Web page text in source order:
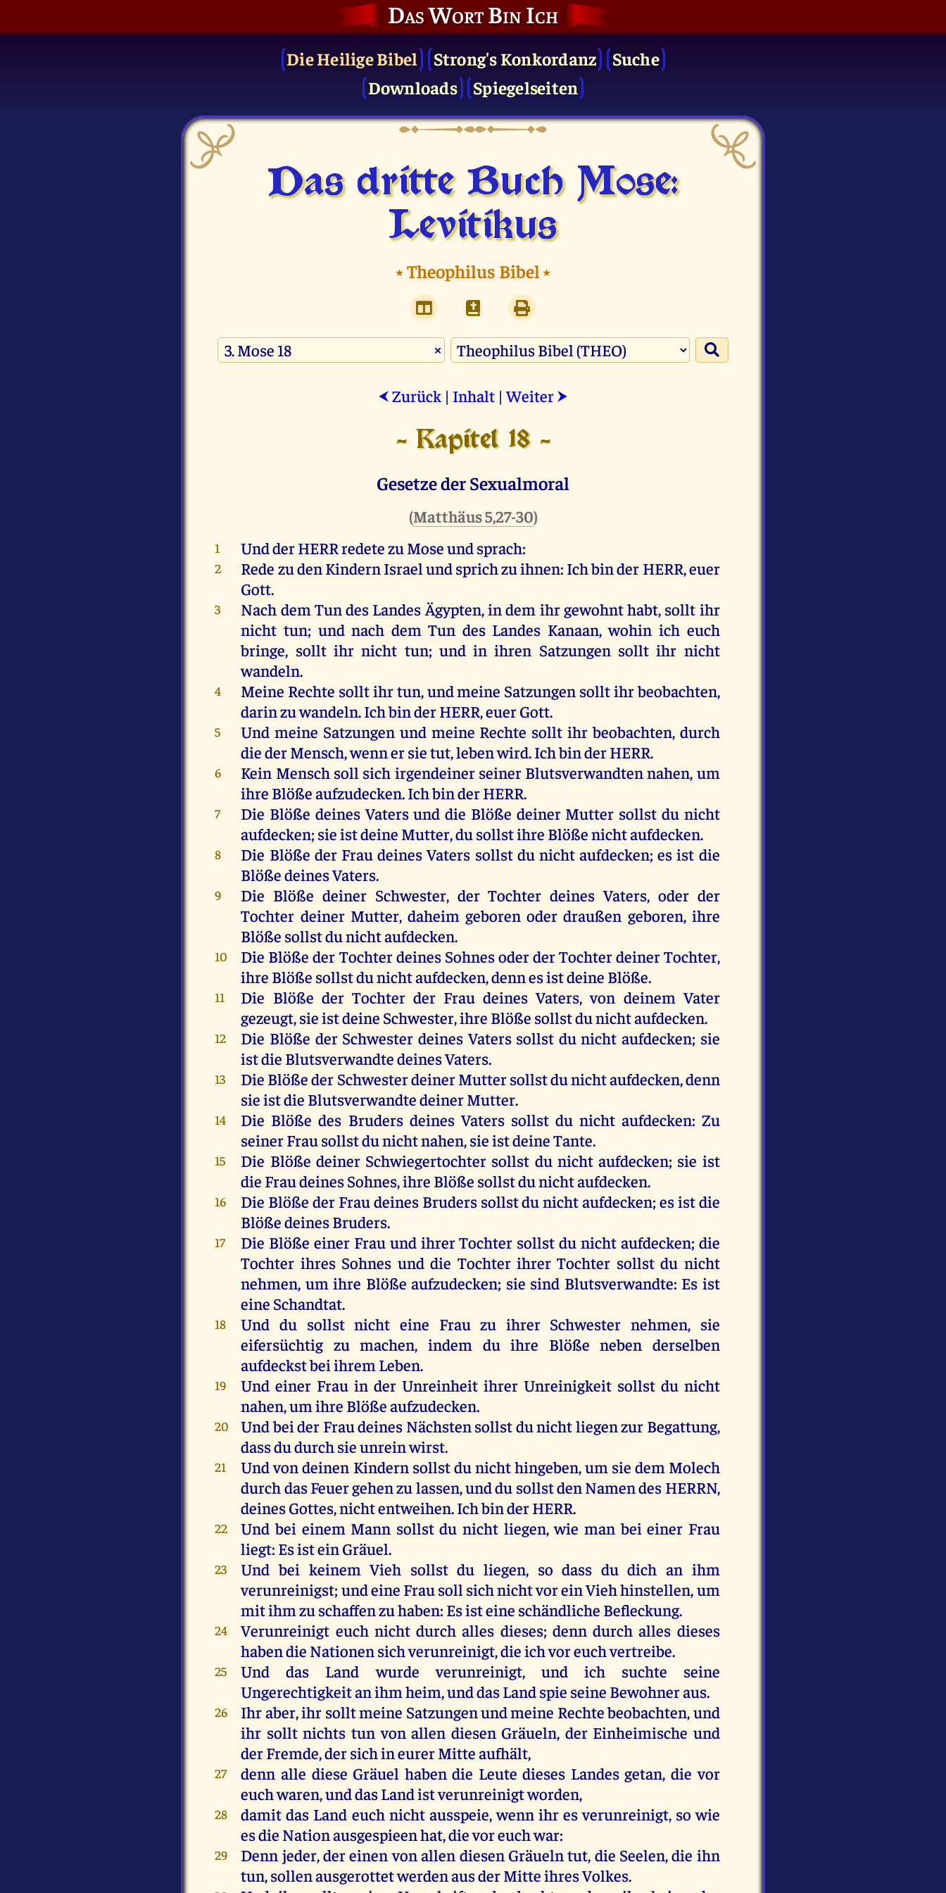
Das Wort Bin Ich
Die Heilige Bibel Strong's Konkordanz
Suche
Downloads
Spiegelseiten
Das dritte Buch Mose:
Levitikus
⭑Theophilus Bibel⭑
×
⮜ Zurück | Inhalt |Weiter ⮞
- Kapitel 18 -
Gesetze der Sexualmoral
(Matthäus 5,27-30)
1 UndderHERRredetezu Moseund sprach:
2 Rede zu den Kindern Israel und sprichzu ihnen: Ichbinder HERR,euer
Gott.
3 Nach dem Tun des Landes Ägypten,in dem ihrgewohnthabt, sollt ihr
nicht tun; und nach dem Tun des Landes Kanaan,wohin ich euch
bringe, sollt ihr nicht tun; und in ihren Satzungen sollt ihr nicht
wandeln.
4 Meine Rechte solltihrtun,undmeine Satzungen solltihrbeobachten,
darinzu wandeln.IchbinderHERR,euerGott.
5 Und meine Satzungen und meine Rechte sollt ihr beobachten, durch
diederMensch,wennersietut,lebenwird.IchbinderHERR.
6 Kein Mensch soll sich irgendeiner seinerBlutsverwandtennahen, um
ihre Blößeaufzudecken.IchbinderHERR.
7 Die Blöße deines Vaters und die Blöße deiner Mutter sollst du nicht
aufdecken; sieistdeine Mutter,du sollstihre Blößenichtaufdecken.
8 Die Blöße der Frau deines Vaters sollst du nicht aufdecken;es ist die
BlößedeinesVaters.
9 Die Blöße deiner Schwester, der Tochter deines Vaters, oder der
Tochter deiner Mutter, daheim geboren oder draußen geboren, ihre
Blöße sollstdu nichtaufdecken.
10 Die Blöße der Tochterdeines SohnesoderderTochterdeinerTochter,
ihre Blöße sollstdu nichtaufdecken,dennesistdeine Blöße.
11 Die Blöße der Tochter der Frau deines Vaters,von deinem Vater
gezeugt,sieistdeine Schwester,ihre Blöße sollstdu nichtaufdecken.
12 Die Blöße der Schwester deines Vaters sollst du nicht aufdecken; sie
istdie BlutsverwandtedeinesVaters.
13 Die Blößeder SchwesterdeinerMuttersollstdu nichtaufdecken,denn
sieistdie BlutsverwandtedeinerMutter.
14 Die Blöße des Bruders deines Vaters sollst du nicht aufdecken: Zu
seinerFrau sollstdu nichtnahen,sieistdeineTante.
15 Die Blöße deiner Schwiegertochter sollst du nicht aufdecken; sie ist
die Frau deinesSohnes,ihre Blöße sollstdu nichtaufdecken.
16 Die Blöße der Frau deines Bruders sollstdu nichtaufdecken; esistdie
BlößedeinesBruders.
17 Die Blöße einer Frau und ihrer Tochter sollst du nicht aufdecken; die
Tochter ihres Sohnes und die Tochter ihrer Tochter sollst du nicht
nehmen, um ihre Blöße aufzudecken; sie sind Blutsverwandte: Es ist
eine Schandtat.
18 Und du sollst nicht eine Frau zu ihrer Schwester nehmen, sie
eifersüchtig zu machen, indem du ihre Blöße neben derselben
aufdeckstbei ihrem Leben.
19 Und einer Frau in der Unreinheit ihrer Unreinigkeit sollst du nicht
nahen,um ihre Blößeaufzudecken.
20 Und bei der Frau deines Nächsten sollstdu nichtliegenzur Begattung,
dassdu durch sieunreinwirst.
21 Und von deinen Kindern sollstdu nichthingeben,um sie dem Molech
durch dasFeuergehenzu lassen,unddu sollstden Namendes HERRN,
deinesGottes,nichtentweihen.IchbinderHERR.
22 Und bei einem Mann sollst du nicht liegen,wie man bei einer Frau
liegt: Esistein Gräuel.
23 Und bei keinem Vieh sollst du liegen, so dass du dich an ihm
verunreinigst; undeine Frau soll sichnichtvoreinViehhinstellen,um
mitihm zu schaffenzu haben: Esisteine schändliche Befleckung.
24 Verunreinigt euch nicht durch alles dieses; denn durch alles dieses
habendie Nationen sichverunreinigt,dieichvoreuchvertreibe.
25 Und das Land wurde verunreinigt, und ich suchte
seine
Ungerechtigkeitanihm heim,unddasLand spie seine Bewohneraus.
26 Ihraber,ihr solltmeine Satzungenundmeine Rechtebeobachten,und
ihr sollt nichts tun von allen diesen Gräueln, der Einheimische und
derFremde,dersichineurerMitteaufhält,
27 denn alle diese Gräuel haben die Leute dieses Landes getan,die vor
euchwaren,unddasLandistverunreinigtworden,
28 damit das Land euch nicht ausspeie,wenn ihr es verunreinigt, so wie
esdie Nationausgespieenhat,dievoreuchwar:
29 Denn jeder,dereinen von allen diesen Gräuelntut, die Seelen,die ihn
tun,sollenausgerottetwerdenausderMitteihresVolkes.